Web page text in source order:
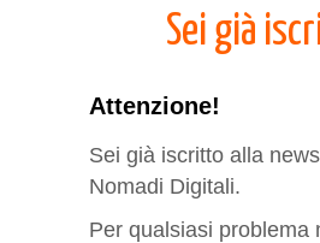
Sei già
Attenzione!
Sei già iscritto alla
Nomadi Digitali.
Per qualsiasi problema